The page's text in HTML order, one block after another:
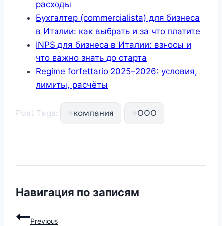
расходы
Бухгалтер (commercialista) для бизнеса
в Италии: как выбрать и за что платите
INPS для бизнеса в Италии: взносы и
что важно знать до старта
Regime forfettario 2025–2026: условия,
лимиты, расчёты
Post Tags: #компания #ООО
Навигация по записям
Previous